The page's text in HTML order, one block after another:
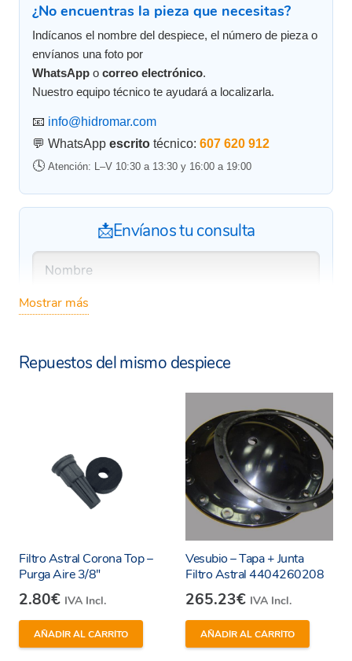
¿No encuentras la pieza que necesitas?
Indícanos el nombre del despiece, el número de pieza o
envíanos una foto por
WhatsApp o correo electrónico.
Nuestro equipo técnico te ayudará a localizarla.
📧 info@hidromar.com
💬 WhatsApp escrito técnico: 607 620 912
🕓 Atención: L–V 10:30 a 13:30 y 16:00 a 19:00
📩Envíanos tu consulta
Mostrar más
Repuestos del mismo despiece
Filtro Astral Corona Top –
Purga Aire 3/8″
2.80€ IVA Incl.
AÑADIR AL CARRITO
Vesubio – Tapa + Junta
Filtro Astral 4404260208
265.23€ IVA Incl.
AÑADIR AL CARRITO